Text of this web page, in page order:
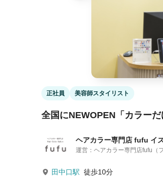
正社員 美容師スタイリスト
全国にNEWOPEN「カラー
ヘアカラー専門店 fufu イ
運営：ヘアカラー専門店fufu（フ
田中口駅 徒歩10分